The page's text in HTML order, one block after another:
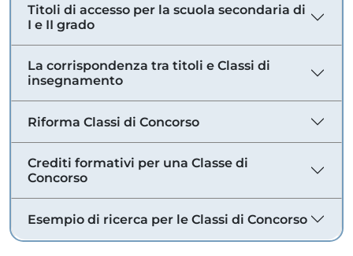
Titoli di accesso per la scuola secondaria di
I e II grado
La corrispondenza tra titoli e Classi di
insegnamento
Riforma Classi di Concorso
Crediti formativi per una Classe di
Concorso
Esempio di ricerca per le Classi di Concorso